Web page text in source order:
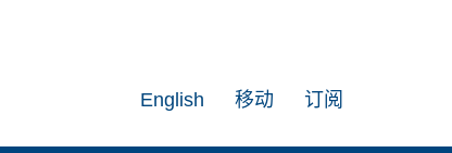
订阅
移动
English